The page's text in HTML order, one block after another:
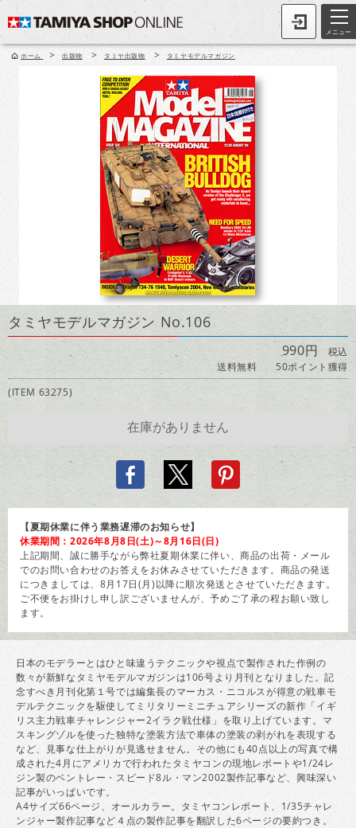
メニュー
ホーム > 出版物 > タミヤ出版物 > タミヤモデルマガジン
タミヤモデルマガジン No.106
990円 税込
送料無料
50ポイント獲得
(ITEM 63275)
【夏期休業に伴う業務遅滞のお知らせ】
休業期間：2026年8月8日(土)～8月16日(日)
上記期間、誠に勝手ながら弊社夏期休業に伴い、商品の出荷・メール
でのお問い合わせのお答えをお休みさせていただきます。商品の発送
につきましては、8月17日(月)以降に順次発送とさせていただきます。
ご不便をお掛けし申し訳ございませんが、予めご了承の程お願い致し
ます。
日本のモデラーとはひと味違うテクニックや視点で製作された作例の
数々が新鮮なタミヤモデルマガジンは106号より月刊となりました。記
念すべき月刊化第１号では編集長のマーカス・ニコルスが得意の戦車モ
デルテクニックを駆使してミリタリーミニチュアシリーズの新作「イギ
リス主力戦車チャレンジャー2イラク戦仕様」を取り上げています。マ
スキングゾルを使った独特な塗装方法で車体の塗装の剥がれを表現する
など、見事な仕上がりが見逃せません。その他にも40点以上の写真で構
成された4月にアメリカで行われたタミヤコンの現地レポートや1/24レ
ジン製のベントレー・スピード8ル・マン2002製作記事など、興味深い
記事がいっぱいです。
A4サイズ66ページ、オールカラー。タミヤコンレポート、1/35チャレ
ンジャー製作記事など４点の製作記事を翻訳した6ページの要約つき。